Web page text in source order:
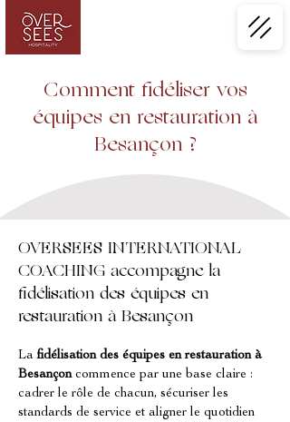
Comment fidéliser vos
équipes en restauration à
Besançon ?
OVERSEES INTERNATIONAL
COACHING accompagne la
fidélisation des équipes en
restauration à Besançon
La fidélisation des équipes en restauration à
Besançon commence par une base claire :
cadrer le rôle de chacun, sécuriser les
standards de service et aligner le quotidien